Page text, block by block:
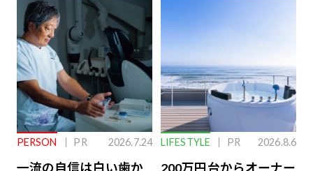
PERSON PR 2026.7.24
一流の自信は白い歯か
LIFESTYLE PR 2026.8.6
200万円台からオーナー